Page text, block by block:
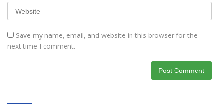
Save my name, email, and website in this browser for the
next time I comment.